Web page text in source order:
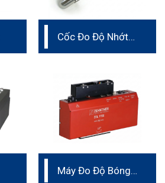
Cốc Đo Độ Nhớt
Máy Đo Độ Bóng